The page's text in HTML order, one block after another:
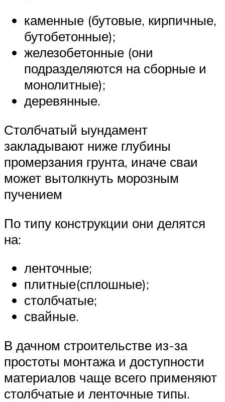
каменные (бутовые, кирпичные,
бутобетонные);
железобетонные (они
подразделяются на сборные и
монолитные);
деревянные.
Столбчатый ыундамент
закладывают ниже глубины
промерзания грунта, иначе сваи
может вытолкнуть морозным
пучением
По типу конструкции они делятся
на:
ленточные;
плитные(сплошные);
столбчатые;
свайные.
В дачном строительстве из-за
простоты монтажа и доступности
материалов чаще всего применяют
столбчатые и ленточные типы.